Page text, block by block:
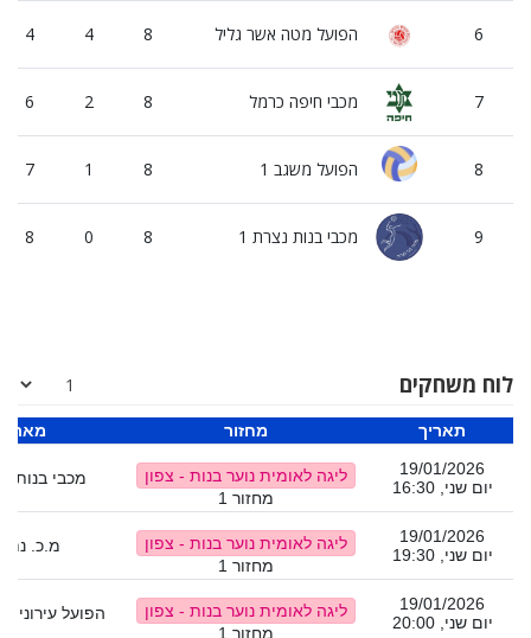
4 4 8 הפועל מטה אשר גליל 6
6 2 8 מכבי חיפה כרמל 7
7 1 8 הפועל משגב 1 8
8 0 8 מכבי בנות נצרת 1 9
לוח משחקים
מארח מחזור תאריך
מכבי בנות
ליגה לאומית נוער בנות - צפון
מחזור 1
19/01/2026
יום שני, 16:30
מ.כ.
ליגה לאומית נוער בנות - צפון
מחזור 1
19/01/2026
יום שני, 19:30
הפועל עירוני
ליגה לאומית נוער בנות - צפון
מחזור 1
19/01/2026
יום שני, 20:00